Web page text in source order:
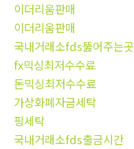
이더리움판매
이더리움판매
국내거래소fds뚫어주는곳
fx믹싱최저수수료
돈믹싱최저수수료
가상화폐자금세탁
핑세탁
국내거래소fds출금시간